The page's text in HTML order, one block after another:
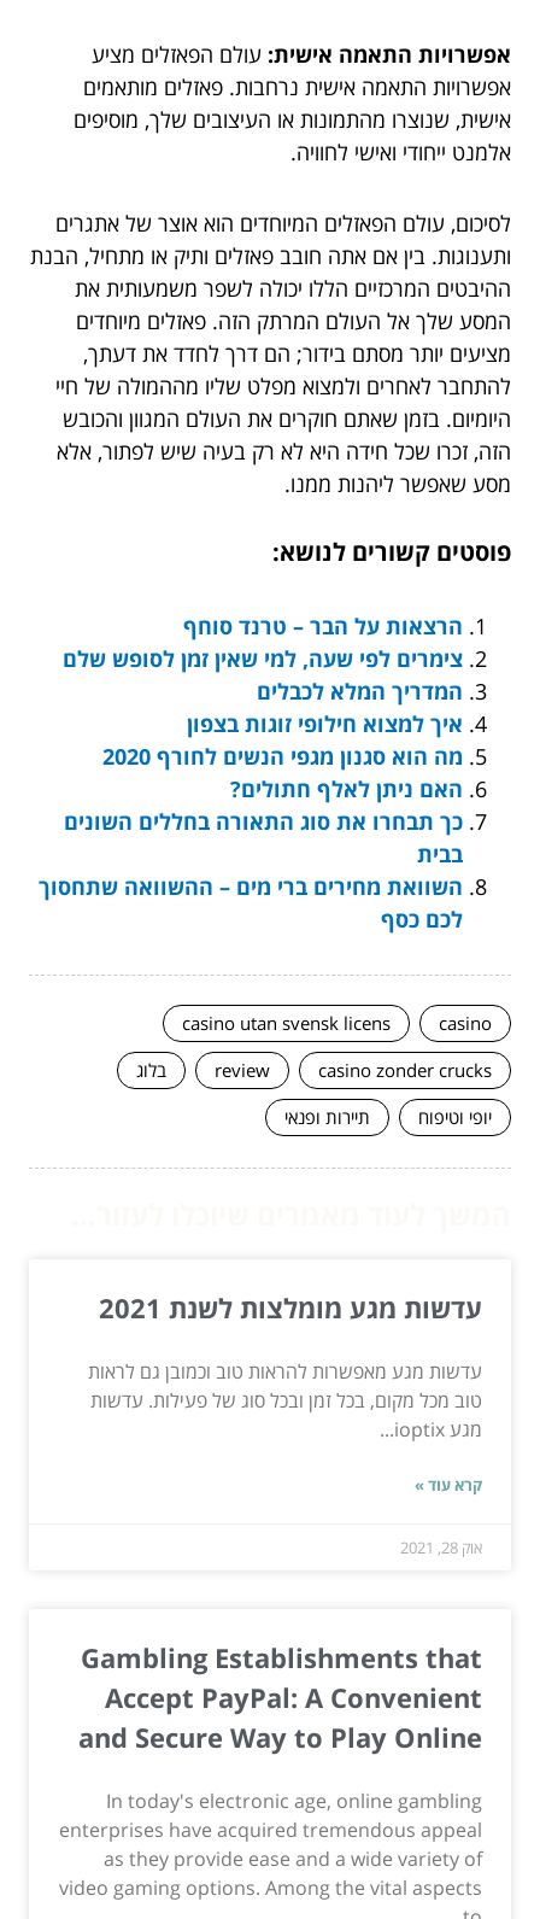
אפשרויות התאמה אישית: עולם הפאזלים מציע
אפשרויות התאמה אישית נרחבות. פאזלים מותאמים
אישית, שנוצרו מהתמונות או העיצובים שלך, מוסיפים
אלמנט ייחודי ואישי לחוויה.
לסיכום, עולם הפאזלים המיוחדים הוא אוצר של אתגרים
ותענוגות. בין אם אתה חובב פאזלים ותיק או מתחיל, הבנת
ההיבטים המרכזיים הללו יכולה לשפר משמעותית את
המסע שלך אל העולם המרתק הזה. פאזלים מיוחדים
מציעים יותר מסתם בידור; הם דרך לחדד את דעתך,
להתחבר לאחרים ולמצוא מפלט שליו מההמולה של חיי
היומיום. בזמן שאתם חוקרים את העולם המגוון והכובש
הזה, זכרו שכל חידה היא לא רק בעיה שיש לפתור, אלא
מסע שאפשר ליהנות ממנו.
פוסטים קשורים לנושא:
הרצאות על הבר – טרנד סוחף
צימרים לפי שעה, למי שאין זמן לסופש שלם
המדריך המלא לכבלים
איך למצוא חילופי זוגות בצפון
מה הוא סגנון מגפי הנשים לחורף 2020
האם ניתן לאלף חתולים?
כך תבחרו את סוג התאורה בחללים השונים
בבית
השוואת מחירים ברי מים – ההשוואה שתחסוך
לכם כסף
casino
casino utan svensk licens
casino zonder crucks
review
בלוג
יופי וטיפוח
תיירות ופנאי
עדשות מגע מומלצות לשנת 2021
עדשות מגע מאפשרות להראות טוב וכמובן גם לראות
טוב מכל מקום, בכל זמן ובכל סוג של פעילות. עדשות
מגע ioptix...
קרא עוד »
אוק 28, 2021
Gambling Establishments that
Accept PayPal: A Convenient
and Secure Way to Play Online
In today's electronic age, online gambling
enterprises have acquired tremendous appeal
as they provide ease and a wide variety of
video gaming options. Among the vital aspects